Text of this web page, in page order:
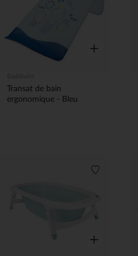
Aperçu rapide
Transat de bain
ergonomique - Bleu
Aperçu rapide